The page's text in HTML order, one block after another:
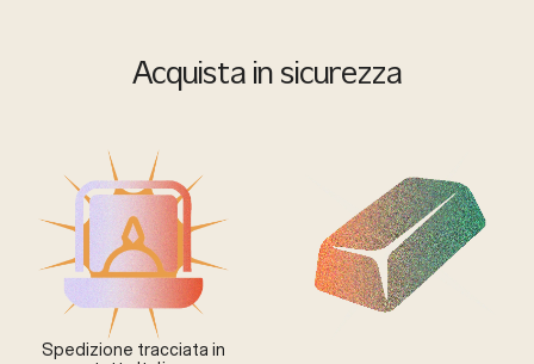
Acquista in sicurezza
Spedizione tracciata in